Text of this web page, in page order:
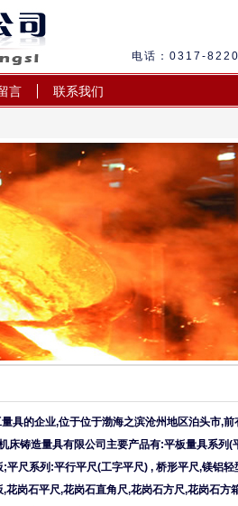
地
电话：0317-
言 联系我们
具的企业,位于位于渤海之滨沧州地区泊头市,
床铸造量具有限公司主要产品有:平板量具系列(
尺系列:平行平尺(工字平尺) , 桥形平尺,镁铝
岗石平尺,花岗石直角尺,花岗石方尺,花岗石方